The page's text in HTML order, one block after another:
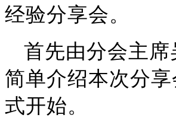
经验分享会。
首先由分会主
简单介绍本次分
式开始。